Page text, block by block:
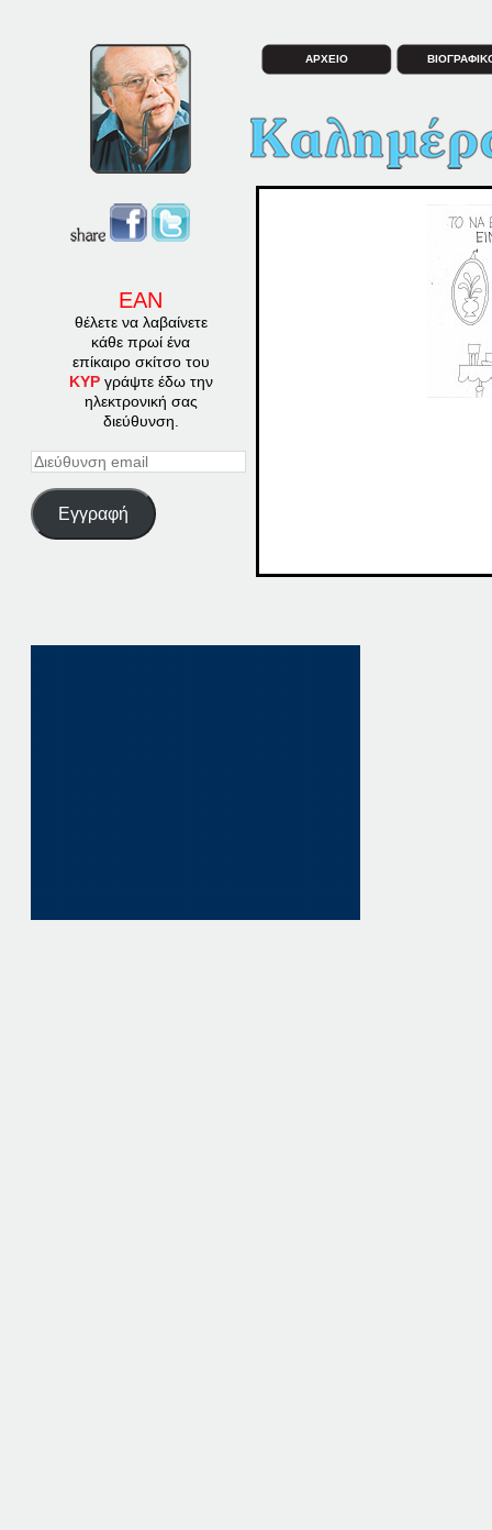
ΕΑΝ
θέλετε να λαβαίνετε
κάθε πρωί ένα
επίκαιρο σκίτσο του
ΚΥΡγράψτε έδω την
ηλεκτρονική σας
διεύθυνση.
Διεύθυνση
Εγγραφή
ΑΡΧΕΙΟ